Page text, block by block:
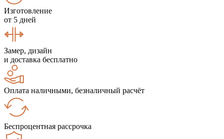
Изготовление
от 5 дней
Замер, дизайн
и доставка бесплатно
Оплата наличными, безналичный расчёт
Беспроцентная рассрочка